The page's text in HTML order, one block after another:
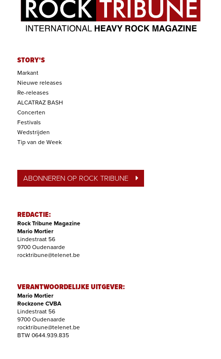
STORY'S
Markant
Nieuwe releases
Re-releases
ALCATRAZ BASH
Concerten
Festivals
Wedstrijden
Tip van de Week
ABONNEREN OP ROCK TRIBUNE
REDACTIE:
Rock Tribune Magazine
Mario Mortier
Lindestraat 56
9700 Oudenaarde
rocktribune@telenet.be
VERANTWOORDELIJKE UITGEVER:
Mario Mortier
Rockzone CVBA
Lindestraat 56
9700 Oudenaarde
rocktribune@telenet.be
BTW 0644.939.835